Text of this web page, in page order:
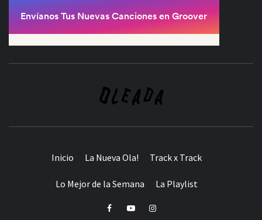
Inicio La Nueva Ola! Track x Track
Lo Mejor de la Semana La Playlist
FacebookYoutubeInstagram